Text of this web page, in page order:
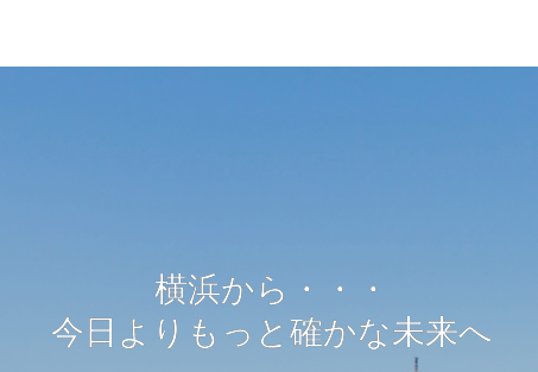
横浜から・・・
今日よりもっと確かな未来へ